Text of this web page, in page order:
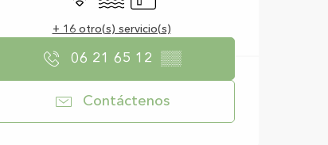
+ 16 otro(s) servicio(s)
06 21 65 12 ▒▒
Contáctenos